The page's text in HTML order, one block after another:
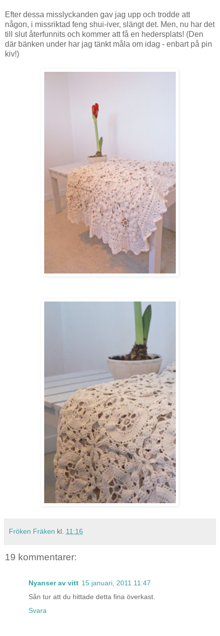
Efter dessa misslyckanden gav jag upp och trodde att
någon, i missriktad feng shui-iver, slängt det. Men, nu har det
till slut återfunnits och kommer att få en hedersplats! (Den
där bänken under har jag tänkt måla om idag - enbart på pin
kiv!)
Fröken Fräken kl. 11:16
19 kommentarer:
Nyanser av vitt 15 januari, 2011 11:47
Sån tur att du hittade detta fina överkast.
Svara